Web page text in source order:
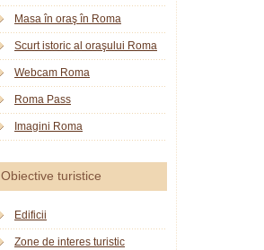
Masa în oraş în Roma
Scurt istoric al oraşului Roma
Webcam Roma
Roma Pass
Imagini Roma
Obiective turistice
Edificii
Zone de interes turistic